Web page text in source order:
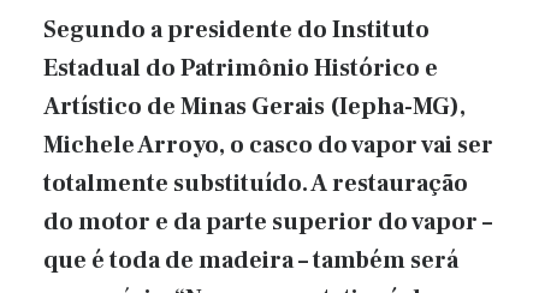
Segundo a presidente do Instituto
Estadual do Patrimônio Histórico e
Artístico de Minas Gerais (Iepha-MG),
Michele Arroyo, o casco do vapor vai ser
totalmente substituído. A restauração
do motor e da parte superior do vapor –
que é toda de madeira – também será